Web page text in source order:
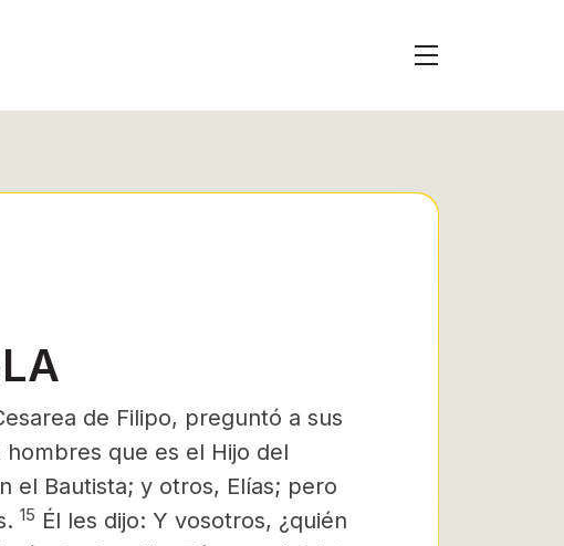
de Filipo, preguntó a sus
que es el Hijo del
el Bautista; y otros, Elías; pero
15 Él les dijo: Y vosotros, ¿quién